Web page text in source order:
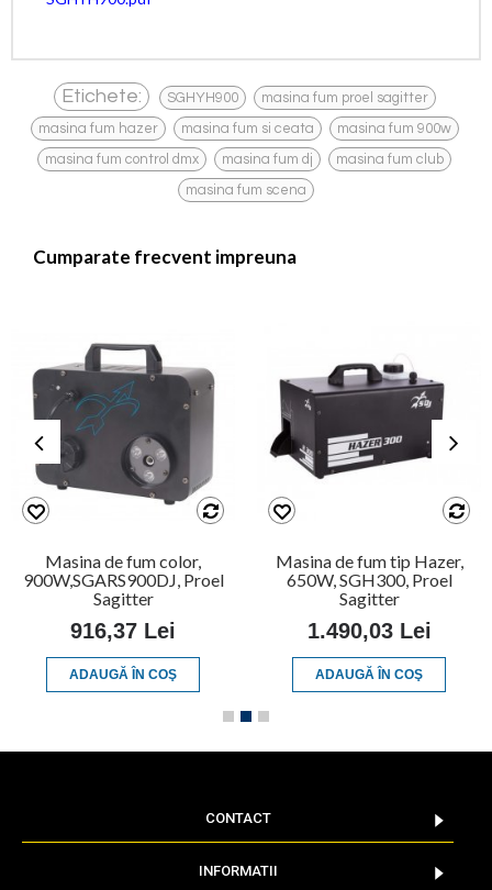
Etichete: SGHYH900 , masina fum proel sagitter ,
masina fum hazer , masina fum si ceata , masina fum 900w ,
masina fum control dmx masina fum dj masina fum club
masina fum scena
Cumparate frecvent impreuna
Masina de fum color,
900W,SGARS900DJ, Proel
Sagitter
916,37 Lei
ADAUGĂ ÎN COŞ
Masina de fum tip Hazer,
650W, SGH300, Proel
Sagitter
1.490,03 Lei
ADAUGĂ ÎN COŞ
CONTACT
INFORMATII